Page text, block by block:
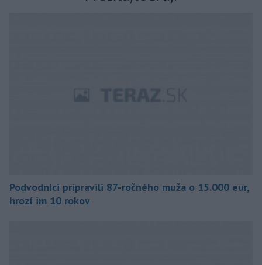
Podvodníci pripravili 87-ročného muža o 15.000 eur,
hrozí im 10 rokov